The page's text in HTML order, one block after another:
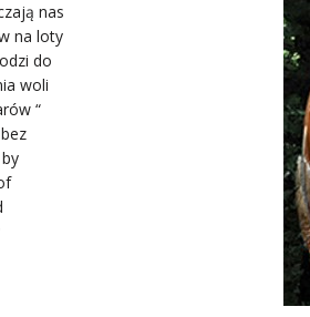
nas
na loty
do
woli
“